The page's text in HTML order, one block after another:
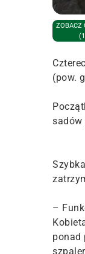
ZOBACZ
(pow.
sadów
–
ponad